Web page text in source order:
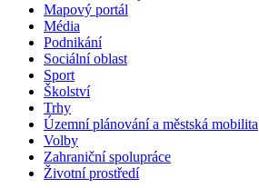
Mapový portál
Média
Podnikání
Sociální oblast
Sport
Školství
Trhy
Územní plánování a městská mobilita
Volby
Zahraniční spolupráce
Životní prostředí